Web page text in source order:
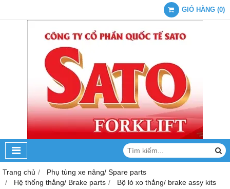
GIỎ HÀNG (0)
Trang chủ
Phụ tùng xe nâng/ Spare parts
Hệ thống thắng/ Brake parts
Bộ lò xo thắng/ brake assy kits